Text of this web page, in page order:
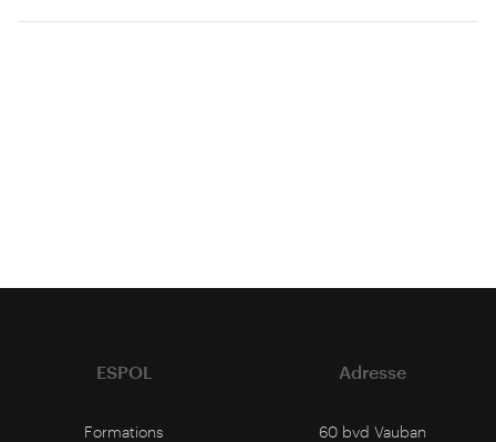
ESPOL
Formations
Adresse
60 bvd Vauban